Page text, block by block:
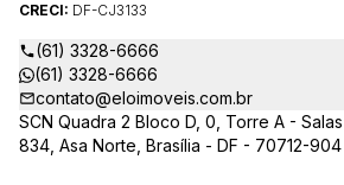
CRECI: DF-CJ3133
(61) 3328-6666
(61) 3328-6666
contato@eloimoveis.com.br
SCN Quadra 2 Bloco D, 0, Torre A -
834, Asa Norte, Brasília - DF - 70712-904